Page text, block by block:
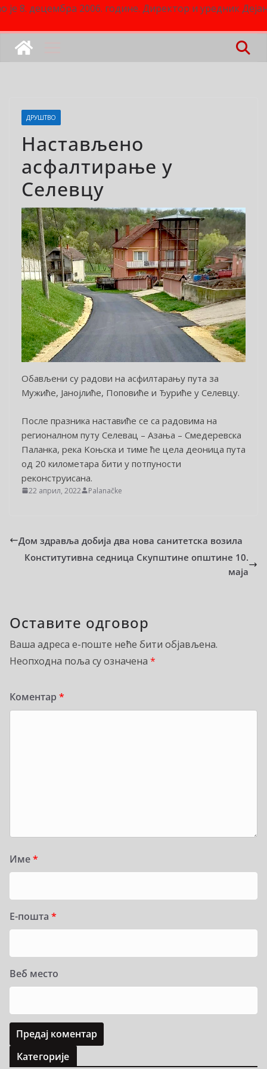
је 8. децембра 2006. године. Директор и уредник
ДРУШТВО
Настављено
асфалтирање у
Селевцу
Обављени су радови на асфилтарању пута за
Мужиће, Јанојлиће, Поповиће и Ђуриће у Селевцу.
После празника наставиће се са радовима на
регионалном путу Селевац – Азања – Смедеревска
Паланка, река Kоњска и тиме ће цела деоница пута
од 20 километара бити у потпуности
реконструисана.
22 април, 2022 Palanačke
Дом здравља добија два нова санитетска возила
Конститутивна седница Скупштине општине 10.
маја
Оставите одговор
Ваша адреса е-поште неће бити објављена.
Неопходна поља су означена *
Коментар *
Име*
Е-пошта *
Веб место
Категорије